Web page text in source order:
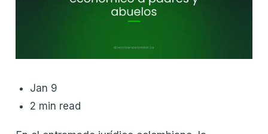
Jan 9
2 min read